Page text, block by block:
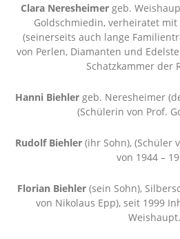
Clara Neresheimer geb.
Goldschmiedin, verheiratet
(seinerseits auch lange
von Perlen, Diamanten und
Schatzkammer der
Hanni Biehlergeb. Neresheimer
(Schülerin von Prof.
Rudolf Biehler(ihr Sohn), (Schüler
von 1944 –
Florian Biehler(sein Sohn),
von Nikolaus Epp), seit 1999
Weishaupt.